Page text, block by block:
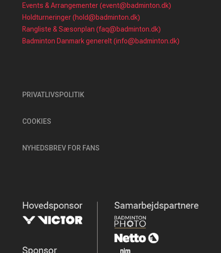
Events & Arrangementer (event@badminton.dk)
Holdturneringer (hold@badminton.dk)
Rangliste & Sæsonplan (faq@badminton.dk)
Badminton Danmark generelt (info@badminton.dk)
PRIVATLIVSPOLITIK
COOKIES
NYHEDSBREV FOR FANS